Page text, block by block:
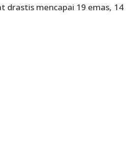
drastis mencapai 19 emas, 14